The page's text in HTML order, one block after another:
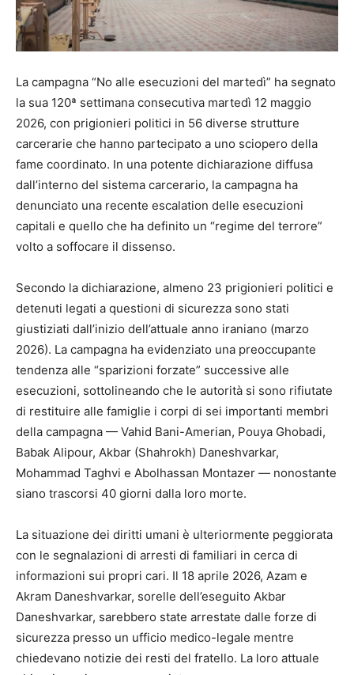
La campagna “No alle esecuzioni del martedì” ha segnato
la sua 120ª settimana consecutiva martedì 12 maggio
2026, con prigionieri politici in 56 diverse strutture
carcerarie che hanno partecipato a uno sciopero della
fame coordinato. In una potente dichiarazione diffusa
dall’interno del sistema carcerario, la campagna ha
denunciato una recente escalation delle esecuzioni
capitali e quello che ha definito un “regime del terrore”
volto a soffocare il dissenso.
Secondo la dichiarazione, almeno 23 prigionieri politici e
detenuti legati a questioni di sicurezza sono stati
giustiziati dall’inizio dell’attuale anno iraniano (marzo
2026). La campagna ha evidenziato una preoccupante
tendenza alle “sparizioni forzate” successive alle
esecuzioni, sottolineando che le autorità si sono rifiutate
di restituire alle famiglie i corpi di sei importanti membri
della campagna — Vahid Bani-Amerian, Pouya Ghobadi,
Babak Alipour, Akbar (Shahrokh) Daneshvarkar,
Mohammad Taghvi e Abolhassan Montazer — nonostante
siano trascorsi 40 giorni dalla loro morte.
La situazione dei diritti umani è ulteriormente peggiorata
con le segnalazioni di arresti di familiari in cerca di
informazioni sui propri cari. Il 18 aprile 2026, Azam e
Akram Daneshvarkar, sorelle dell’eseguito Akbar
Daneshvarkar, sarebbero state arrestate dalle forze di
sicurezza presso un ufficio medico-legale mentre
chiedevano notizie dei resti del fratello. La loro attuale